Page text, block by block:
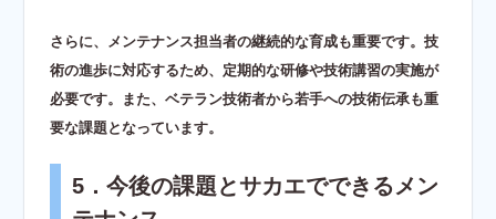
さらに、メンテナンス担当者の継続的な育成も重要です。技
術の進歩に対応するため、定期的な研修や技術講習の実施が
必要です。また、ベテラン技術者から若手への技術伝承も重
要な課題となっています。
5．今後の課題とサカエでできるメン